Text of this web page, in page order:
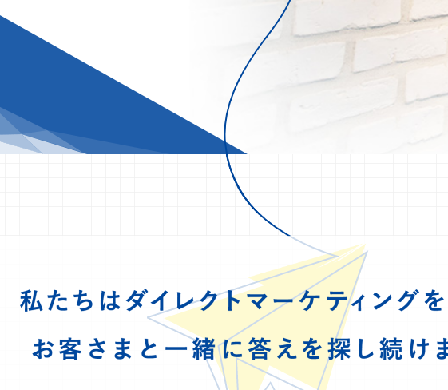
私たちは ダイレクトマーケティング
お客さまと一緒に答えを探し続けま